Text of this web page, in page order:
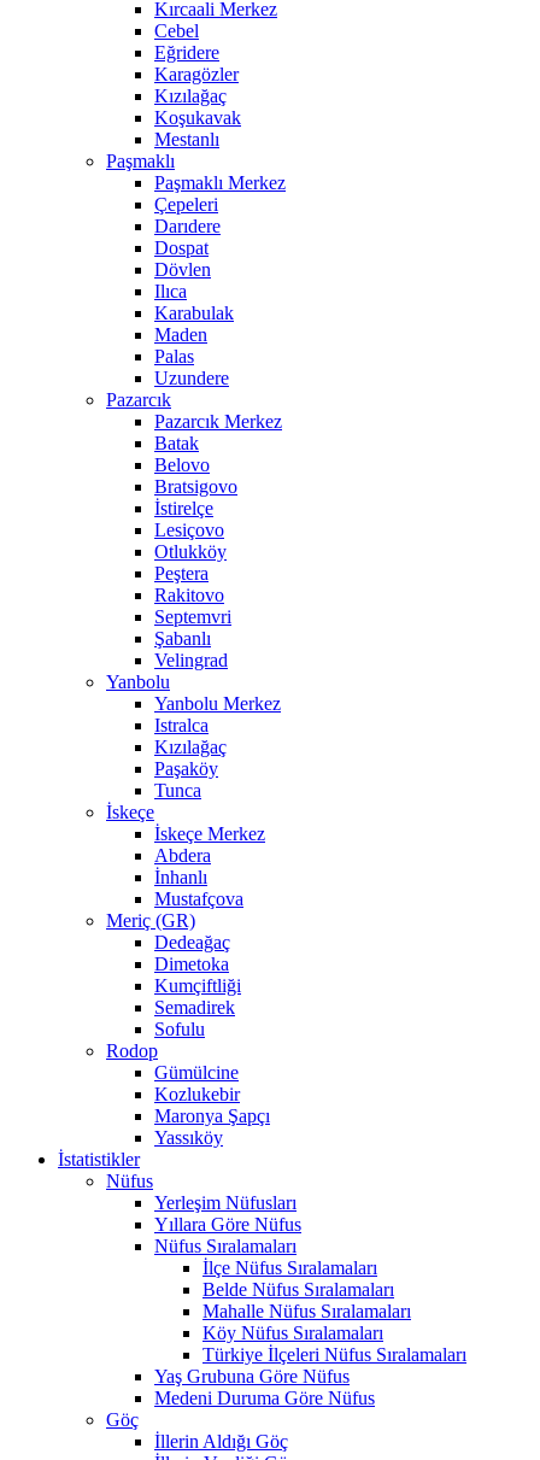
Kırcaali Merkez
Cebel
Eğridere
Karagözler
Kızılağaç
Koşukavak
Mestanlı
Paşmaklı
Paşmaklı Merkez
Çepeleri
Darıdere
Dospat
Dövlen
Ilıca
Karabulak
Maden
Palas
Uzundere
Pazarcık
Pazarcık Merkez
Batak
Belovo
Bratsigovo
İstirelçe
Lesiçovo
Otlukköy
Peştera
Rakitovo
Septemvri
Şabanlı
Velingrad
Yanbolu
Yanbolu Merkez
Istralca
Kızılağaç
Paşaköy
Tunca
İskeçe
İskeçe Merkez
Abdera
İnhanlı
Mustafçova
Meriç (GR)
Dedeağaç
Dimetoka
Kumçiftliği
Semadirek
Sofulu
Rodop
Gümülcine
Kozlukebir
Maronya Şapçı
Yassıköy
İstatistikler
Nüfus
Yerleşim Nüfusları
Yıllara Göre Nüfus
Nüfus Sıralamaları
İlçe Nüfus Sıralamaları
Belde Nüfus Sıralamaları
Mahalle Nüfus Sıralamaları
Köy Nüfus Sıralamaları
Türkiye İlçeleri Nüfus Sıralamaları
Yaş Grubuna Göre Nüfus
Medeni Duruma Göre Nüfus
Göç
İllerin Aldığı Göç